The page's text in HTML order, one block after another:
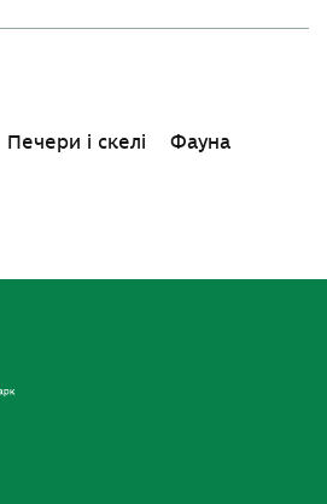
Печери і скелі
Фауна